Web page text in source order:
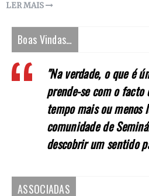
LER MAIS
Boas Vindas…
"Na verdade, o que é
prende-se com o facto
tempo mais ou menos
comunidade de
descobrir um sentido
ASSOCIADAS